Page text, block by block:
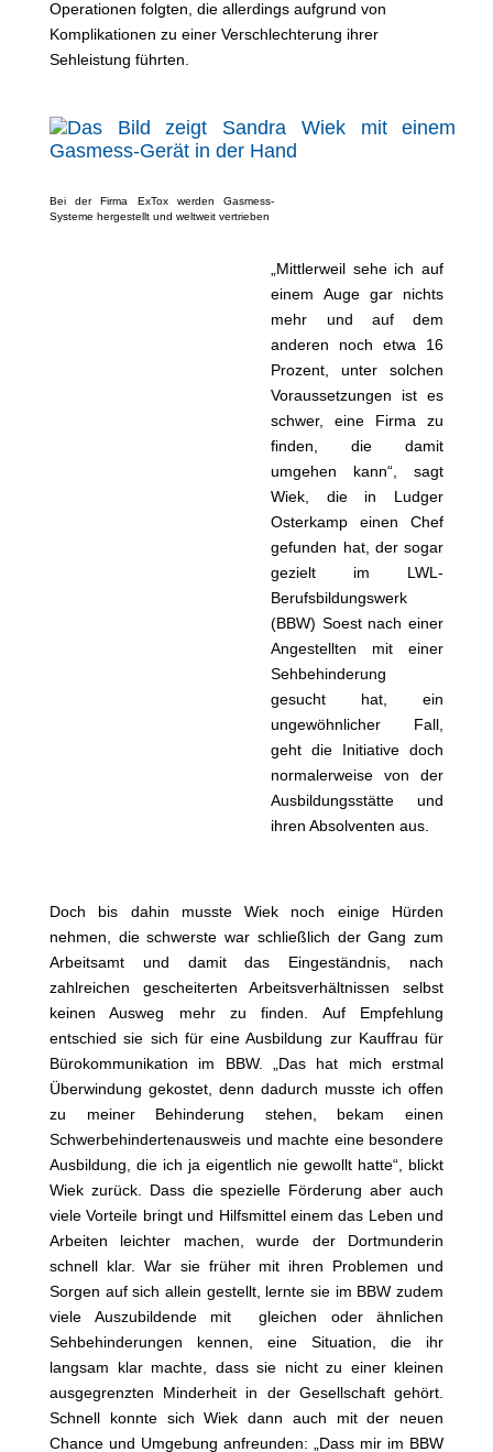
Operationen folgten, die allerdings aufgrund von
Komplikationen zu einer Verschlechterung ihrer
Sehleistung führten.
Bei der Firma ExTox werden Gasmess-
Systeme hergestellt und weltweit vertrieben
„Mittlerweil sehe ich auf
einem Auge gar nichts
mehr und auf dem
anderen noch etwa 16
Prozent, unter solchen
Voraussetzungen ist es
schwer, eine Firma zu
finden, die damit
umgehen kann“, sagt
Wiek, die in Ludger
Osterkamp einen Chef
gefunden hat, der sogar
gezielt im LWL-
Berufsbildungswerk
(BBW) Soest nach einer
Angestellten mit einer
Sehbehinderung
gesucht hat, ein
ungewöhnlicher Fall,
geht die Initiative doch
normalerweise von der
Ausbildungsstätte und
ihren Absolventen aus.
Doch bis dahin musste Wiek noch einige Hürden
nehmen, die schwerste war schließlich der Gang zum
Arbeitsamt und damit das Eingeständnis, nach
zahlreichen gescheiterten Arbeitsverhältnissen selbst
keinen Ausweg mehr zu finden. Auf Empfehlung
entschied sie sich für eine Ausbildung zur Kauffrau für
Bürokommunikation im BBW. „Das hat mich erstmal
Überwindung gekostet, denn dadurch musste ich offen
zu meiner Behinderung stehen, bekam einen
Schwerbehindertenausweis und machte eine besondere
Ausbildung, die ich ja eigentlich nie gewollt hatte“, blickt
Wiek zurück. Dass die spezielle Förderung aber auch
viele Vorteile bringt und Hilfsmittel einem das Leben und
Arbeiten leichter machen, wurde der Dortmunderin
schnell klar. War sie früher mit ihren Problemen und
Sorgen auf sich allein gestellt, lernte sie im BBW zudem
viele Auszubildende mit gleichen oder ähnlichen
Sehbehinderungen kennen, eine Situation, die ihr
langsam klar machte, dass sie nicht zu einer kleinen
ausgegrenzten Minderheit in der Gesellschaft gehört.
Schnell konnte sich Wiek dann auch mit der neuen
Chance und Umgebung anfreunden: „Dass mir im BBW